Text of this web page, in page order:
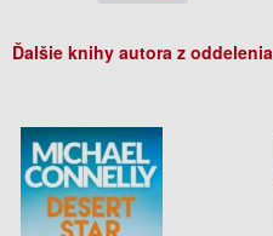
Ďalšie knihy autora z oddelenia